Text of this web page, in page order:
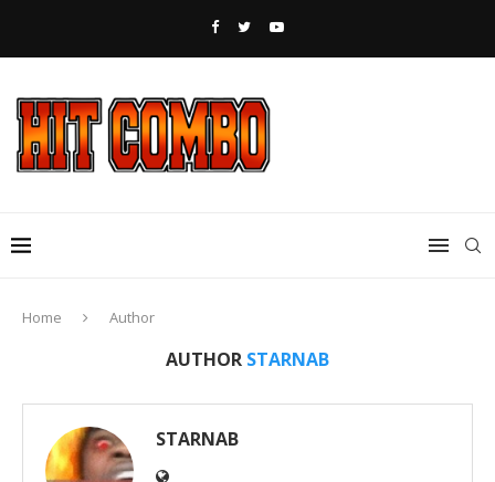
Home Author
AUTHOR STARNAB
STARNAB